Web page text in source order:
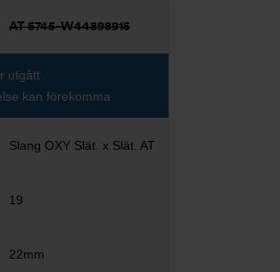
AT 5745-W44898915
utgått
kan förekomma
Slang OXY Slät. x Slät. AT
19
22mm